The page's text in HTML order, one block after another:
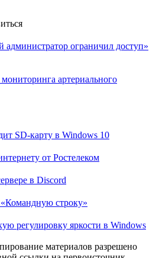
ограничил доступ»
артериального
SD-карту в Windows 10
от Ростелеком
в Discord
«Командную строку»
регулировку яркости в Windows
материалов разрешено